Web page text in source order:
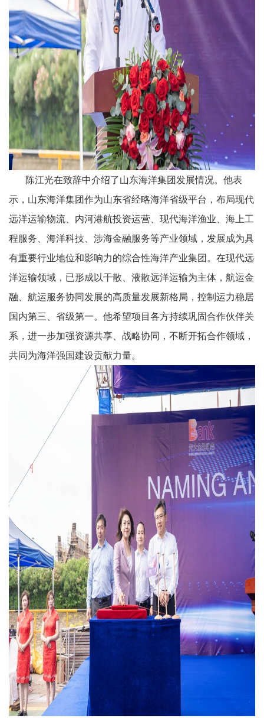
陈江光在致辞中介绍了山东海洋集团发展情况。他表
示，山东海洋集团作为山东省经略海洋省级平台，布局现代
远洋运输物流、内河港航投资运营、现代海洋渔业、海上工
程服务、海洋科技、涉海金融服务等产业领域，发展成为具
有重要行业地位和影响力的综合性海洋产业集团。在现代远
洋运输领域，已形成以干散、液散远洋运输为主体，航运金
融、航运服务协同发展的高质量发展新格局，控制运力稳居
国内第三、省级第一。他希望项目各方持续巩固合作伙伴关
系，进一步加强资源共享、战略协同，不断开拓合作领域，
共同为海洋强国建设贡献力量。